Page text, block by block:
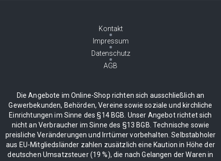
Kontakt
Impressum
Datenschutz
AGB
Die Angebote im Online-Shop richten sich ausschließlich an
Gewerbekunden, Behörden, Vereine sowie soziale und kirchliche
Einrichtungen im Sinne des §14 BGB. Unser Angebot richtet sich
nicht an Verbraucher im Sinne des §13 BGB. Technische sowie
preisliche Veränderungen und Irrtümer vorbehalten. Selbstabholer
aus EU-Mitgliedsländer zahlen zusätzlich eine Kaution in Höhe der
deutschen Umsatzsteuer (19 %), die nach Gelangen der Waren in